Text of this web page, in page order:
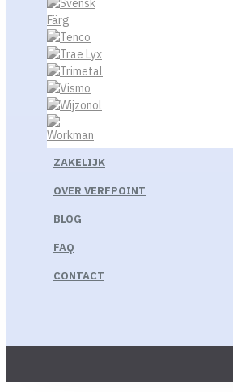
ZAKELIJK
OVER VERFPOINT
BLOG
FAQ
CONTACT